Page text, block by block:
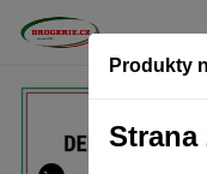
Produkty
Strana